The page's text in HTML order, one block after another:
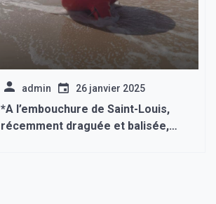
admin 26 janvier 2025
*A l’embouchure de Saint-Louis,
récemment draguée et balisée,